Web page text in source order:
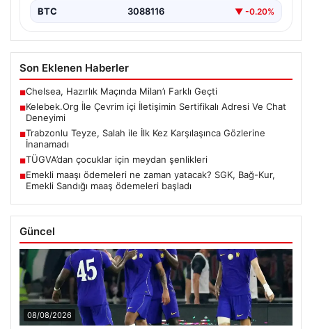
BTC 3088116 ▼ -0.20%
Son Eklenen Haberler
■Chelsea, Hazırlık Maçında Milan’ı Farklı Geçti
■Kelebek.Org İle Çevrim içi İletişimin Sertifikalı Adresi Ve Chat
Deneyimi
■Trabzonlu Teyze, Salah ile İlk Kez Karşılaşınca Gözlerine
İnanamadı
■TÜGVA’dan çocuklar için meydan şenlikleri
■Emekli maaşı ödemeleri ne zaman yatacak? SGK, Bağ-Kur,
Emekli Sandığı maaş ödemeleri başladı
Güncel
08/08/2026